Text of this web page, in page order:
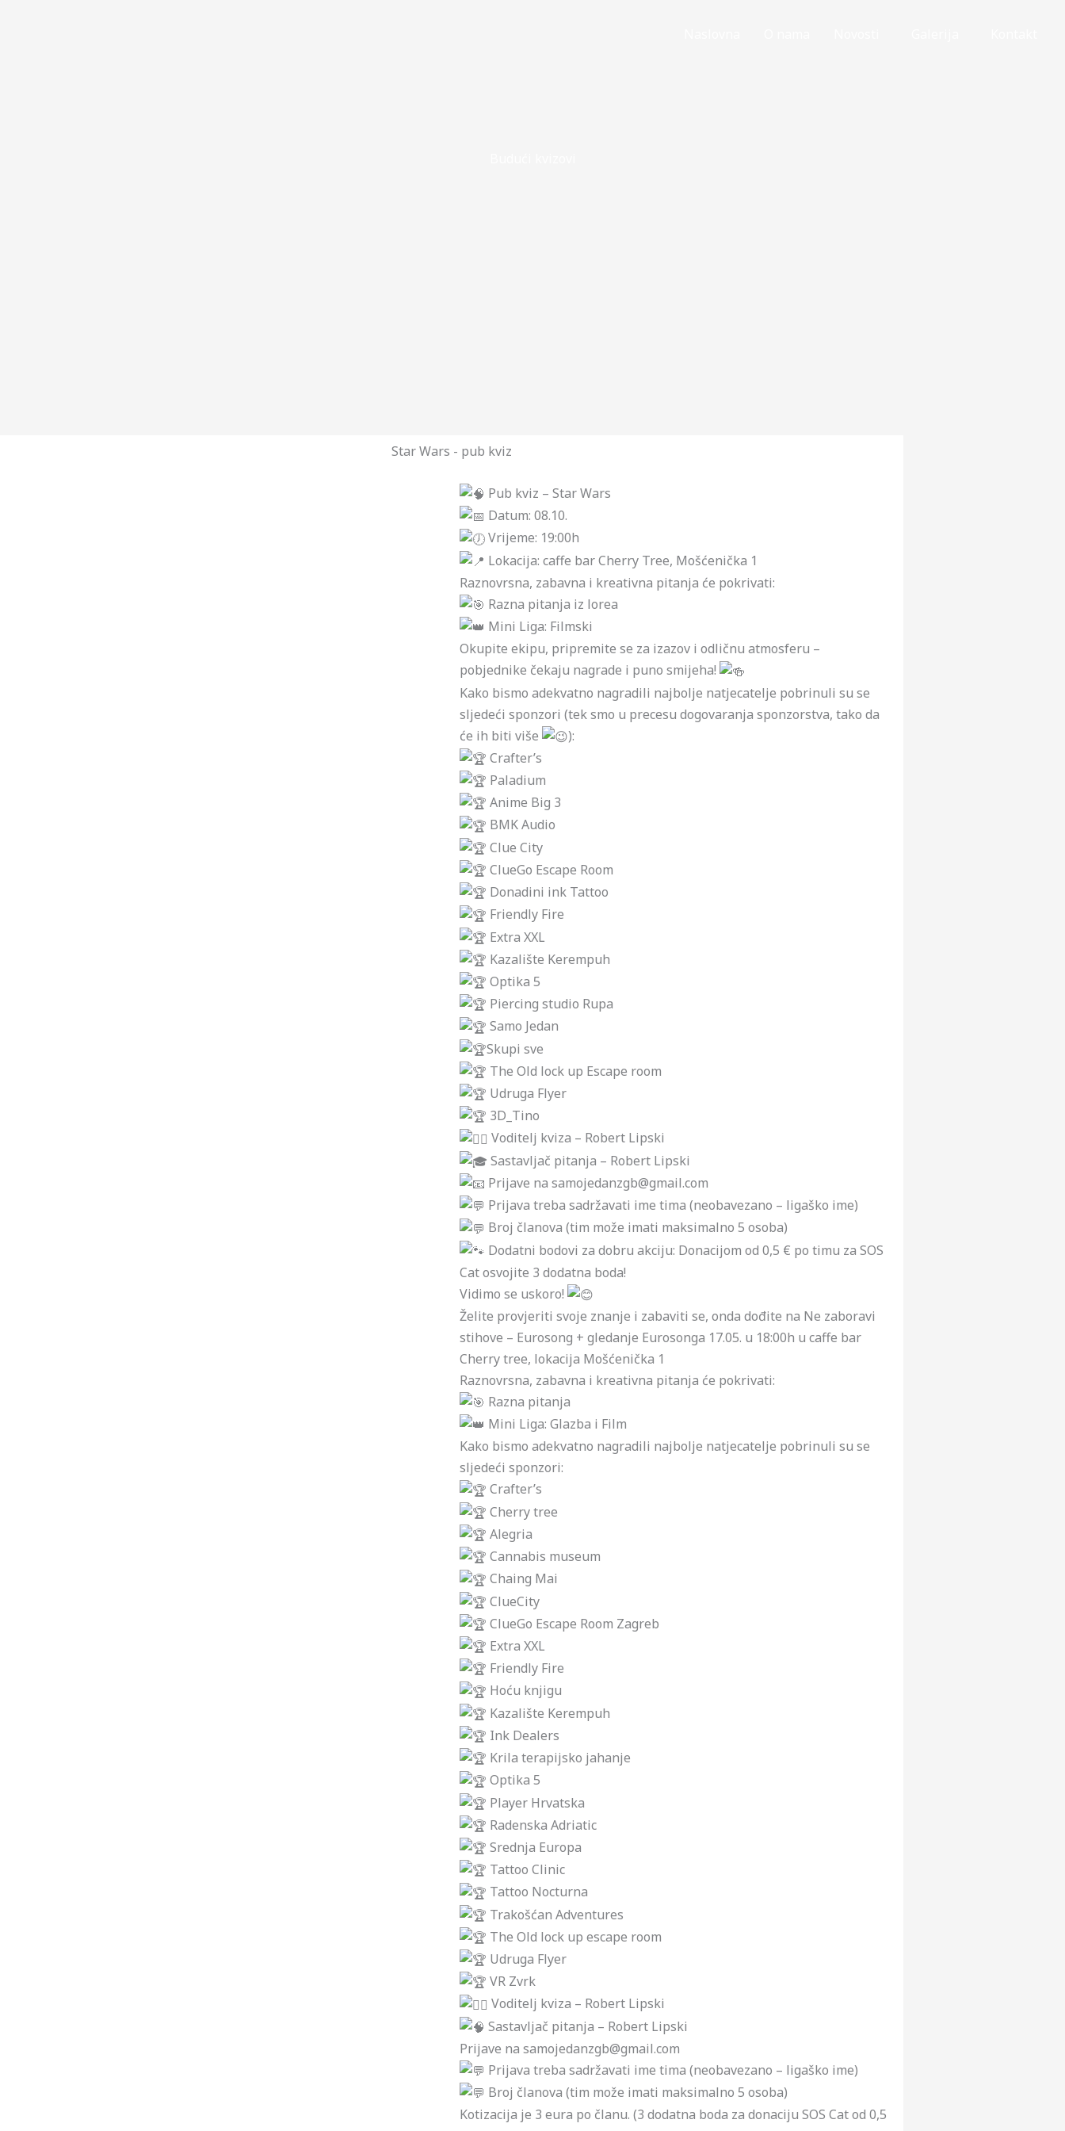
Star Wars - pub kviz
Pub kviz – Star Wars
Datum: 08.10.
Vrijeme: 19:00h
Lokacija: caffe bar Cherry Tree, Mošćenička 1
Raznovrsna, zabavna i kreativna pitanja će pokrivati:
Razna pitanja iz lorea
Mini Liga: Filmski
Okupite ekipu, pripremite se za izazov i odličnu atmosferu –
pobjednike čekaju nagrade i puno smijeha!
Kako bismo adekvatno nagradili najbolje natjecatelje pobrinuli su se
sljedeći sponzori (tek smo u precesu dogovaranja sponzorstva, tako da
će ih biti više
):
Crafter’s
Paladium
Anime Big 3
BMK Audio
Clue City
ClueGo Escape Room
Donadini ink Tattoo
Friendly Fire
Extra XXL
Kazalište Kerempuh
Optika 5
Piercing studio Rupa
Samo Jedan
Skupi sve
The Old lock up Escape room
Udruga Flyer
3D_Tino
Voditelj kviza – Robert Lipski
Sastavljač pitanja – Robert Lipski
Prijave na samojedanzgb@gmail.com
Prijava treba sadržavati ime tima (neobavezano – ligaško ime)
Broj članova (tim može imati maksimalno 5 osoba)
Dodatni bodovi za dobru akciju: Donacijom od 0,5 € po timu za SOS
Cat osvojite 3 dodatna boda!
Vidimo se uskoro!
Želite provjeriti svoje znanje i zabaviti se, onda dođite na Ne zaboravi
stihove – Eurosong + gledanje Eurosonga 17.05. u 18:00h u caffe bar
Cherry tree, lokacija Mošćenička 1
Raznovrsna, zabavna i kreativna pitanja će pokrivati:
Razna pitanja
Mini Liga: Glazba i Film
Kako bismo adekvatno nagradili najbolje natjecatelje pobrinuli su se
sljedeći sponzori:
Crafter’s
Cherry tree
Alegria
Cannabis museum
Chaing Mai
ClueCity
ClueGo Escape Room Zagreb
Extra XXL
Friendly Fire
Hoću knjigu
Kazalište Kerempuh
Ink Dealers
Krila terapijsko jahanje
Optika 5
Player Hrvatska
Radenska Adriatic
Srednja Europa
Tattoo Clinic
Tattoo Nocturna
Trakošćan Adventures
The Old lock up escape room
Udruga Flyer
VR Zvrk
Voditelj kviza – Robert Lipski
Sastavljač pitanja – Robert Lipski
Prijave na samojedanzgb@gmail.com
Prijava treba sadržavati ime tima (neobavezano – ligaško ime)
Broj članova (tim može imati maksimalno 5 osoba)
Kotizacija je 3 eura po članu. (3 dodatna boda za donaciju SOS Cat od 0,5